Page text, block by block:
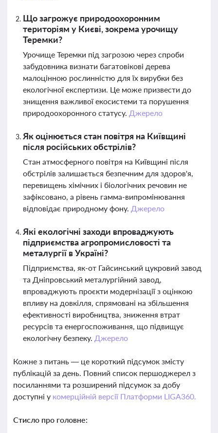
Що загрожує природоохоронним
територіям у Києві, зокрема урочищу
Теремки?
Урочище Теремки під загрозою через спроби
забудовника визнати багатовікові дерева
малоцінною рослинністю для їх вирубки без
екологічної експертизи. Це може призвести до
знищення важливої екосистеми та порушення
природоохоронного статусу. Джерело
Як оцінюється стан повітря на Київщині
після російських обстрілів?
Стан атмосферного повітря на Київщині після
обстрілів залишається безпечним для здоров'я,
перевищень хімічних і біологічних речовин не
зафіксовано, а рівень гамма-випромінювання
відповідає природному фону. Джерело
Які екологічні заходи впроваджують
підприємства агропромисловості та
металургії в Україні?
Підприємства, як-от Гайсинський цукровий завод
та Дніпровський металургійний завод,
впроваджують проєкти модернізації з оцінкою
впливу на довкілля, спрямовані на збільшення
ефективності виробництва, зниження втрат
ресурсів та енергоспоживання, що підвищує
екологічну безпеку. Джерело
Кожне з питань — це короткий підсумок змісту
публікацій за день. Повний список першоджерел з
посиланнями та розширений підсумок за добу
доступні у комерційній версії Платформи LIGA360.
Стисло про головне: